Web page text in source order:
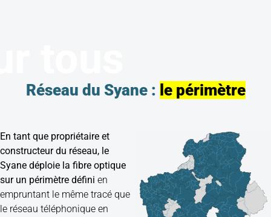
Réseau du Syane : le périmètre
En tant que propriétaire et
constructeur du réseau, le
Syane déploie la fibre optique
sur un périmètre défini en
empruntant le même tracé que
le réseau téléphonique en